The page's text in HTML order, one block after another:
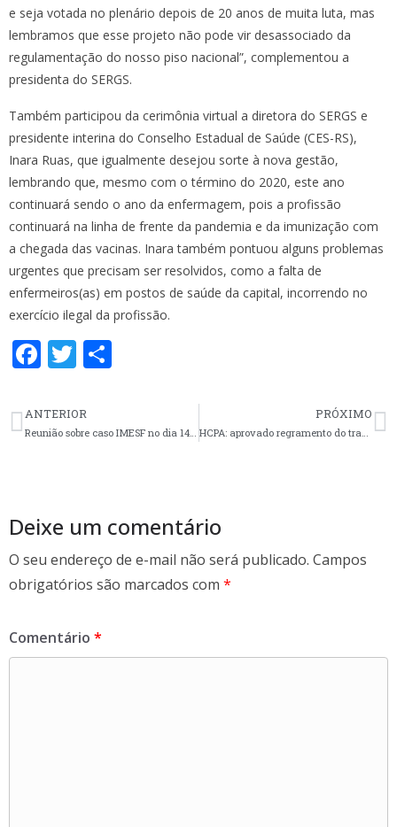
e seja votada no plenário depois de 20 anos de muita luta, mas
lembramos que esse projeto não pode vir desassociado da
regulamentação do nosso piso nacional”, complementou a
presidenta do SERGS.
Também participou da cerimônia virtual a diretora do SERGS e
presidente interina do Conselho Estadual de Saúde (CES-RS),
Inara Ruas, que igualmente desejou sorte à nova gestão,
lembrando que, mesmo com o término do 2020, este ano
continuará sendo o ano da enfermagem, pois a profissão
continuará na linha de frente da pandemia e da imunização com
a chegada das vacinas. Inara também pontuou alguns problemas
urgentes que precisam ser resolvidos, como a falta de
enfermeiros(as) em postos de saúde da capital, incorrendo no
exercício ilegal da profissão.
F
e
b
k
T
itt
er e
ANTERIOR
Reunião sobre caso IMESF no dia 14 de janeiro
PRÓXIMO
HCPA: aprovado regramento do trabalho remoto
Deixe um comentário
O seu endereço de e-mail não será publicado. Campos
obrigatórios são marcados com *
Comentário *